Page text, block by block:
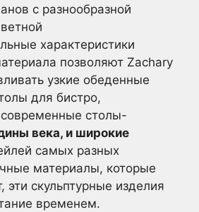
с разнообразной
характеристики
позволяют Zachary
узкие обеденные
для бистро,
столы-
века, и широкие
самых разных
материалы, которые
эти скульптурные изделия
временем.